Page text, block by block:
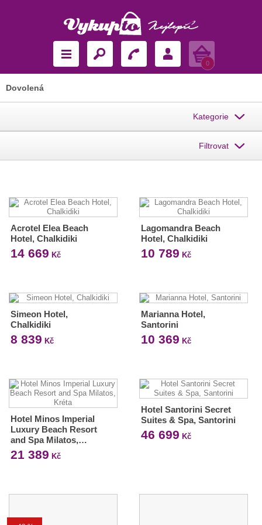
Košík
0
Dovolená
Kategorie
Filtrovat
Acrotel Elea Beach
Hotel, Chalkidiki
14 669 Kč
Lagomandra Beach
Hotel, Chalkidiki
10 789 Kč
Simeon Hotel,
Chalkidiki
8 839 Kč
Marianna Hotel,
Santorini
10 369 Kč
Hotel Minos Imperial
Luxury Beach Resort
and Spa Milatos,…
21 389 Kč
Hotel Santorini Secret
Suites & Spa, Santorini
46 699 Kč